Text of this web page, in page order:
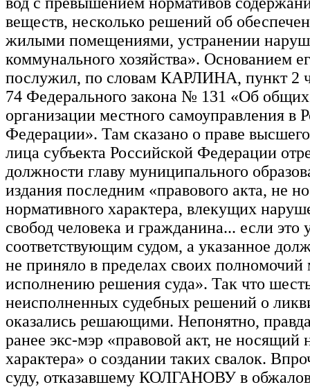
веществ, несколько решений об
жилыми помещениями, устранении
коммунального хозяйства». Основанием
послужил, по словам КАРЛИНА, пункт 2
74 Федерального закона № 131 «Об
организации местного самоуправления в
Федерации». Там сказано о праве
лица субъекта Российской Федерации
должности главу муниципального
издания последним «правового акта, не
нормативного характера, влекущих
свобод человека и гражданина... если это
соответствующим судом, а указанное
не приняло в пределах своих полномочий
исполнению решения суда». Так что
неисполненных судебных решений о
оказались решающими. Непонятно,
ранее экс-мэр «правовой акт, не носящий
характера» о создании таких свалок.
суду, отказавшему КОЛГАНОВУ в